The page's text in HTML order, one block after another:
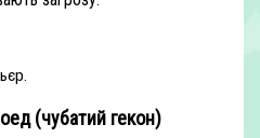
(чубатий гекон)